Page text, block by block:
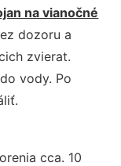
na vianočné
dozoru a
zvierat.
vody. Po
cca. 10